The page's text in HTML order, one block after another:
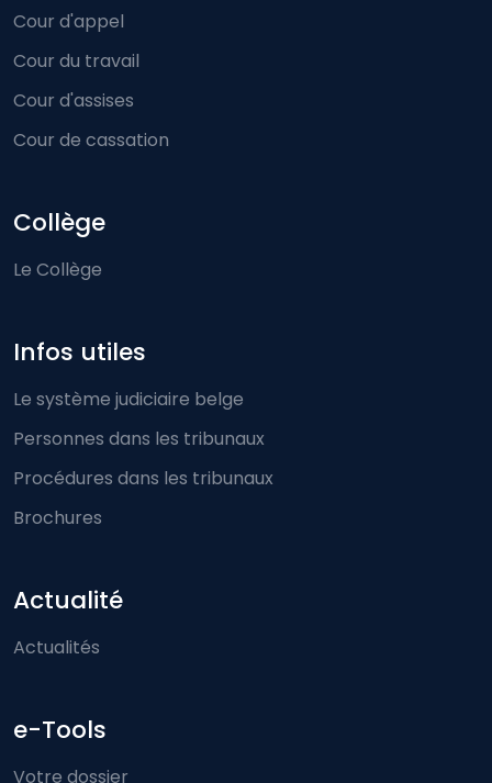
Cour d'appel
Cour du travail
Cour d'assises
Cour de cassation
Collège
Le Collège
Infos utiles
Le système judiciaire belge
Personnes dans les tribunaux
Procédures dans les tribunaux
Brochures
Actualité
Actualités
e-Tools
Votre dossier